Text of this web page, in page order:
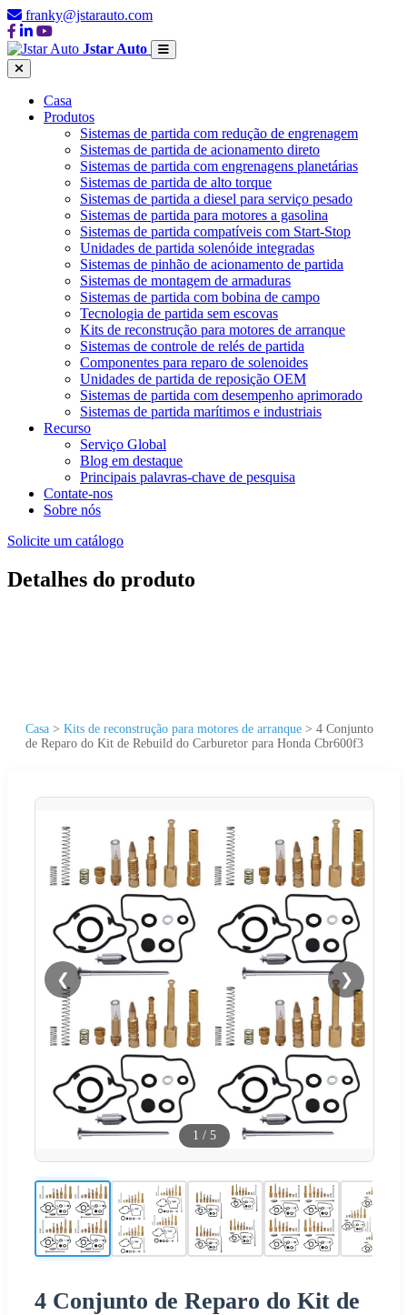
franky@jstarauto.com
Jstar Auto
Casa
Produtos
Sistemas de partida com redução de engrenagem
Sistemas de partida de acionamento direto
Sistemas de partida com engrenagens planetárias
Sistemas de partida de alto torque
Sistemas de partida a diesel para serviço pesado
Sistemas de partida para motores a gasolina
Sistemas de partida compatíveis com Start-Stop
Unidades de partida solenóide integradas
Sistemas de pinhão de acionamento de partida
Sistemas de montagem de armaduras
Sistemas de partida com bobina de campo
Tecnologia de partida sem escovas
Kits de reconstrução para motores de arranque
Sistemas de controle de relés de partida
Componentes para reparo de solenoides
Unidades de partida de reposição OEM
Sistemas de partida com desempenho aprimorado
Sistemas de partida marítimos e industriais
Recurso
Serviço Global
Blog em destaque
Principais palavras-chave de pesquisa
Contate-nos
Sobre nós
Solicite um catálogo
Detalhes do produto
Casa > Kits de reconstrução para motores de arranque > 4 Conjunto
de Reparo do Kit de Rebuild do Carburetor para Honda Cbr600f3
❮ ❯
1 / 5
4 Conjunto de Reparo do Kit de